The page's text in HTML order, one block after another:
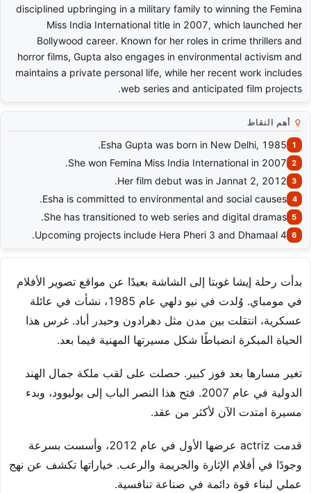
disciplined upbringing in a military family to winning the Femina
Miss India International title in 2007, which launched her
Bollywood career. Known for her roles in crime thrillers and
horror films, Gupta also engages in environmental activism and
maintains a private personal life, while her recent work includes
web series and anticipated film projects.
أهم النقاط
Esha Gupta was born in New Delhi, 1985.
She won Femina Miss India International in 2007.
Her film debut was in Jannat 2, 2012.
Esha is committed to environmental and social causes.
She has transitioned to web series and digital dramas.
Upcoming projects include Hera Pheri 3 and Dhamaal 4.
بدأت رحلة إيشا غوبتا إلى الشاشة بعيدًا عن مواقع تصوير الأفلام
في مومباي. وُلدت في نيو دلهي عام 1985، نشأت في عائلة
عسكرية، انتقلت بين مدن مثل دهرادون وحيدر أباد. غرس هذا
الحياة المبكرة انضباطًا شكل مسيرتها المهنية فيما بعد.
تغير مسارها بعد فوز كبير. حصلت على لقب ملكة جمال الهند
الدولية في عام 2007. فتح هذا النصر الباب إلى بوليوود، وبدء
مسيرة امتدت الآن لأكثر من عقد.
قدمت actriz عرضها الأول في عام 2012، وأسست بسرعة
وجودًا في أفلام الإثارة والجريمة والرعب. خياراتها تكشف عن نهج
عملي لبناء قوة دائمة في صناعة تنافسية.